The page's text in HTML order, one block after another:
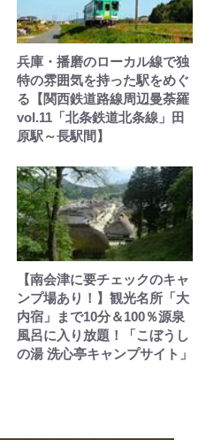
兵庫・播磨のローカル線で独
特の雰囲気を持った駅をめぐ
る【関西鉄道路線周辺曼荼羅
vol.11「北条鉄道北条線」田
原駅～長駅間】
【南会津に要チェックのキャ
ンプ場あり！】観光名所「大
内宿」まで10分＆100％源泉
風呂に入り放題！「こぼうし
の湯 洗心亭キャンプサイト」